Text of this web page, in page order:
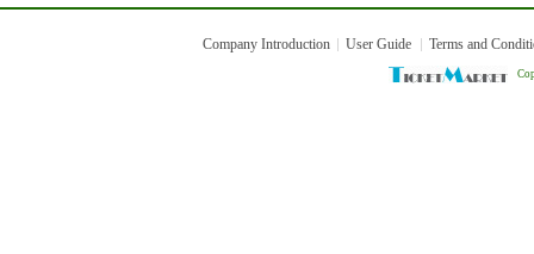
Company Introduction User Guide Terms and